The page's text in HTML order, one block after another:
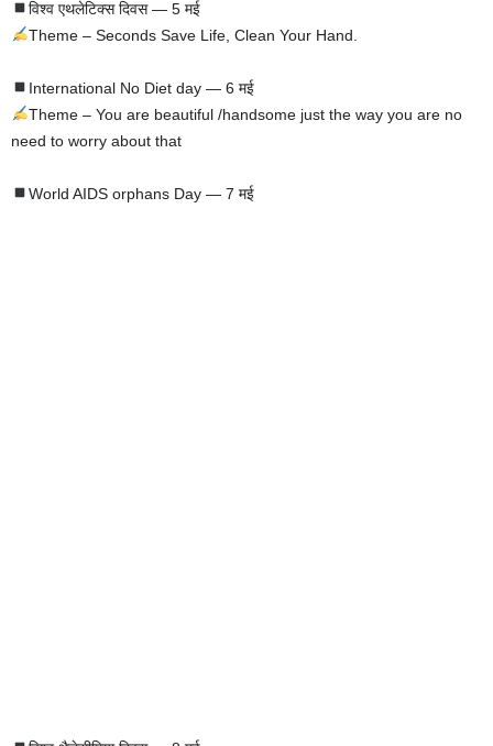
विश्व एथलेटिक्स दिवस — 5 मई
Theme – Seconds Save Life, Clean Your Hand.
International No Diet day — 6 मई
Theme – You are beautiful /handsome just the way you are no
need to worry about that
World AIDS orphans Day — 7 मई